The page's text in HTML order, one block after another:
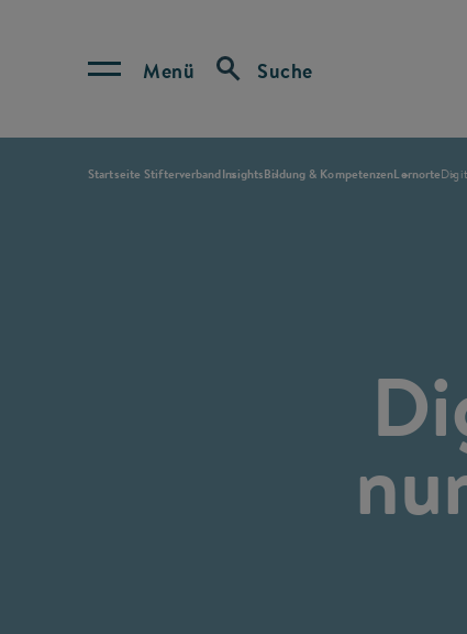
Menü Suche
Startseite StifterverbandInsightsBildung & KompetenzenLernorte